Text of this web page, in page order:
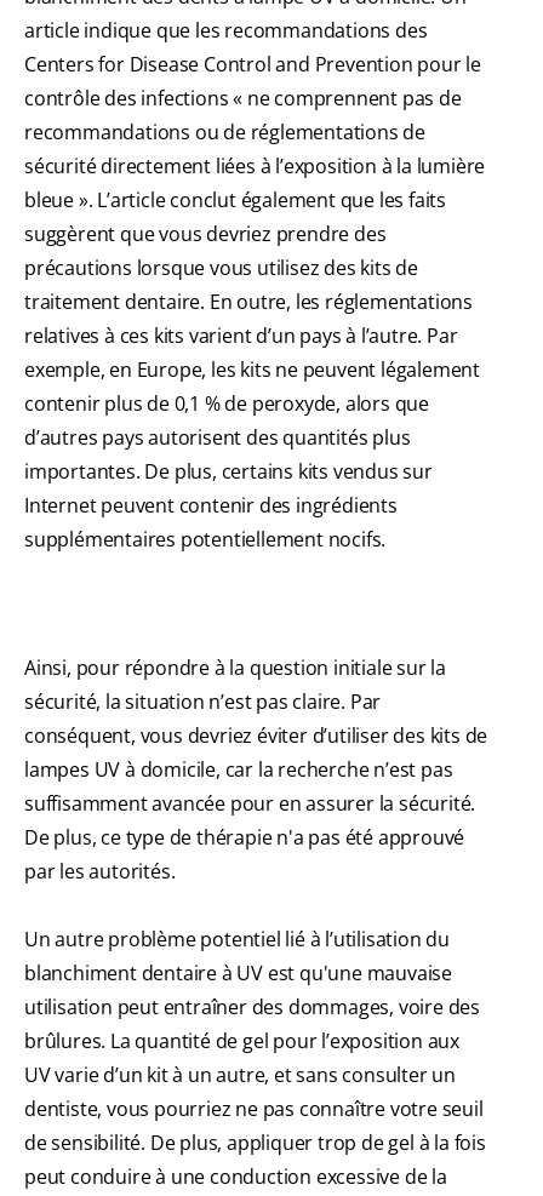
article indique que les recommandations des
Centers for Disease Control and Prevention pour le
contrôle des infections « ne comprennent pas de
recommandations ou de réglementations de
sécurité directement liées à l’exposition à la lumière
bleue ». L’article conclut également que les faits
suggèrent que vous devriez prendre des
précautions lorsque vous utilisez des kits de
traitement dentaire. En outre, les réglementations
relatives à ces kits varient d’un pays à l’autre. Par
exemple, en Europe, les kits ne peuvent légalement
contenir plus de 0,1 % de peroxyde, alors que
d’autres pays autorisent des quantités plus
importantes. De plus, certains kits vendus sur
Internet peuvent contenir des ingrédients
supplémentaires potentiellement nocifs.
Ainsi, pour répondre à la question initiale sur la
sécurité, la situation n’est pas claire. Par
conséquent, vous devriez éviter d’utiliser des kits de
lampes UV à domicile, car la recherche n’est pas
suffisamment avancée pour en assurer la sécurité.
De plus, ce type de thérapie n'a pas été approuvé
par les autorités.
Un autre problème potentiel lié à l’utilisation du
blanchiment dentaire à UV est qu'une mauvaise
utilisation peut entraîner des dommages, voire des
brûlures. La quantité de gel pour l’exposition aux
UV varie d’un kit à un autre, et sans consulter un
dentiste, vous pourriez ne pas connaître votre seuil
de sensibilité. De plus, appliquer trop de gel à la fois
peut conduire à une conduction excessive de la